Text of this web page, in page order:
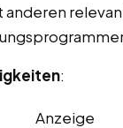
anderen
:
Anzeige